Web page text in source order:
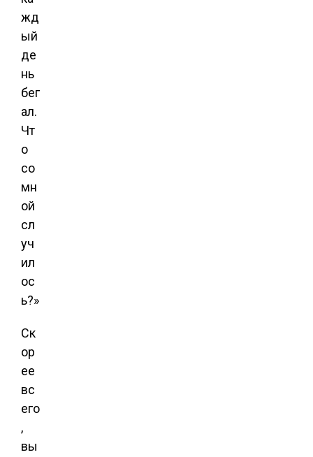
жд
ый
де
нь
бег
ал.
Чт
о
со
мн
ой
сл
уч
ил
ос
ь?»
Ск
ор
ее
вс
его
,
вы